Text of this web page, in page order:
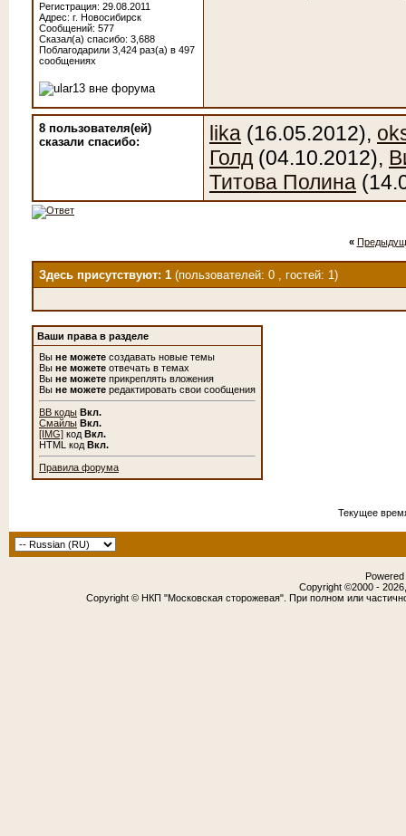
Регистрация: 29.08.2011
Адрес: г. Новосибирск
Сообщений: 577
Сказал(а) спасибо: 3,688
Поблагодарили 3,424 раз(а) в 497
сообщениях
8 пользователя(ей)
сказали cпасибо:
lika (16.05.2012),
Голд (04.10.2012),
Титова Полина
«
Здесь присутствуют: 1 (пользователей: 0 , гостей: 1)
Ваши права в разделе
Вы не можете создавать новые темы
Вы не можете отвечать в темах
Вы не можете прикреплять вложения
Вы не можете редактировать свои сообщения
BB коды Вкл.
Смайлы Вкл.
[IMG] код Вкл.
HTML код Вкл.
Правила форума
Текущее
Copyright ©2000 -
Copyright © НКП "Московская сторожевая". При полном или